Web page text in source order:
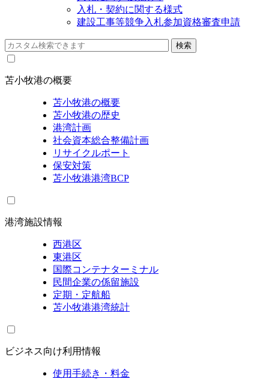
入札・契約に関する様式
建設工事等競争入札参加資格審査申請
苫小牧港の概要
苫小牧港の概要
苫小牧港の歴史
港湾計画
社会資本総合整備計画
リサイクルポート
保安対策
苫小牧港港湾BCP
港湾施設情報
西港区
東港区
国際コンテナターミナル
民間企業の係留施設
定期・定航船
苫小牧港港湾統計
ビジネス向け利用情報
使用手続き・料金